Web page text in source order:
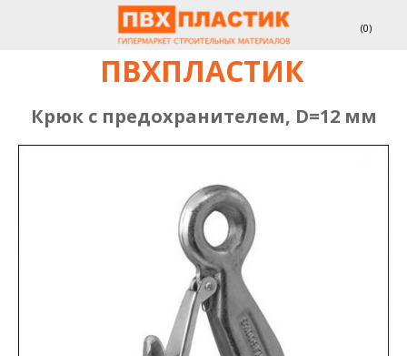
(0)
ПВХПЛАСТИК
Крюк с предохранителем, D=12 мм